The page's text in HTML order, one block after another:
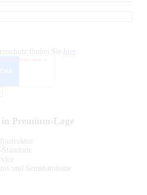
finden Sie
hier
Premium-Lage
und Seminarräume